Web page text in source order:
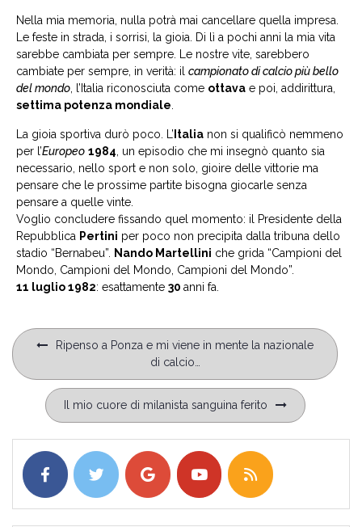
Nella mia memoria, nulla potrà mai cancellare quella impresa.
Le feste in strada, i sorrisi, la gioia. Di lì a pochi anni la mia vita
sarebbe cambiata per sempre. Le nostre vite, sarebbero
cambiate per sempre, in verità: il campionato di calcio più bello
del mondo, l’Italia riconosciuta come ottava e poi, addirittura,
settima potenza mondiale.
La gioia sportiva durò poco. L’ Italia non si qualificò nemmeno
per l’Europeo 1984, un episodio che mi insegnò quanto sia
necessario, nello sport e non solo, gioire delle vittorie ma
pensare che le prossime partite bisogna giocarle senza
pensare a quelle vinte.
Voglio concludere fissando quel momento: il Presidente della
Repubblica Pertini per poco non precipita dalla tribuna dello
stadio “Bernabeu”. Nando Martellini che grida “Campioni del
Mondo, Campioni del Mondo, Campioni del Mondo”.
11 luglio 1982: esattamente 30 anni fa.
Navigazione
articoli
Ripenso a Ponza e mi viene in mente la nazionale
di calcio…
Il mio cuore di milanista sanguina ferito